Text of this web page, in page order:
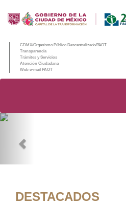
CDMX/Organismo Público Descentralizado/PAOT
Transparencia
Trámites y Servicios
Atención Ciudadana
Web e-mail PAOT
DESTACADOS